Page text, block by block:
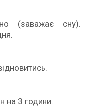
(заважає сну).
на 3 години.